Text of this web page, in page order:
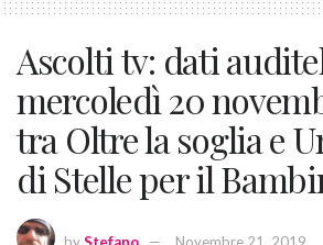
Ascolti tv: dati
mercoledì 20
tra Oltre la soglia e
di Stelle per il